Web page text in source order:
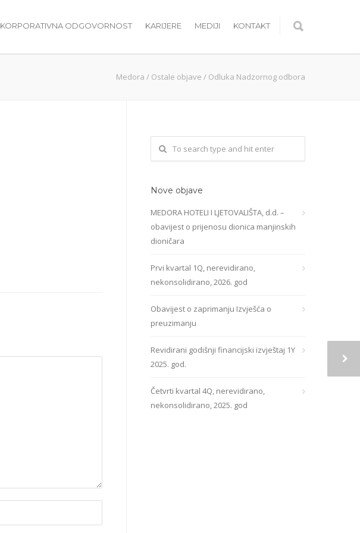
KORPORATIVNA ODGOVORNOST KARIJERE MEDIJI KONTAKT
Medora / Ostale objave / Odluka Nadzornog odbora
Nove objave
MEDORA HOTELI I LJETOVALIŠTA, d.d. –
obavijest o prijenosu dionica manjinskih
dioničara
Prvi kvartal 1Q, nerevidirano,
nekonsolidirano, 2026. god
Obavijest o zaprimanju Izvješća o
preuzimanju
Revidirani godišnji financijski izvještaj 1Y
2025. god.
Četvrti kvartal 4Q, nerevidirano,
nekonsolidirano, 2025. god